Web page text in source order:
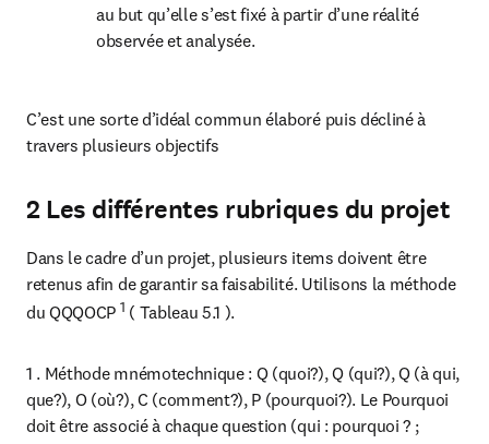
au but qu’elle s’est fixé à partir d’une réalité
observée et analysée.
C’est une sorte d’idéal commun élaboré puis décliné à
travers plusieurs objectifs
2 Les différentes rubriques du projet
Dans le cadre d’un projet, plusieurs items doivent être
retenus afin de garantir sa faisabilité. Utilisons la méthode
du QQQOCP 1 ( Tableau 5.1 ).
1 . Méthode mnémotechnique : Q (quoi?), Q (qui?), Q (à qui,
que?), O (où?), C (comment?), P (pourquoi?). Le Pourquoi
doit être associé à chaque question (qui : pourquoi ? ;